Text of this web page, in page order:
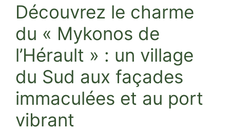
Découvrez le charme
du « Mykonos de
l’Hérault » : un village
du Sud aux façades
immaculées et au port
vibrant